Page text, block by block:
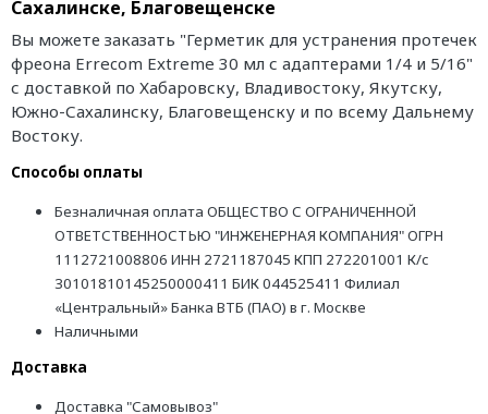
Сахалинске, Благовещенске
Вы можете заказать "Герметик для устранения протечек
фреона Errecom Extreme 30 мл с адаптерами 1/4 и 5/16"
с доставкой по Хабаровску, Владивостоку, Якутску,
Южно-Сахалинску, Благовещенску и по всему Дальнему
Востоку.
Способы оплаты
Безналичная оплата ОБЩЕСТВО С ОГРАНИЧЕННОЙ
ОТВЕТСТВЕННОСТЬЮ "ИНЖЕНЕРНАЯ КОМПАНИЯ" ОГРН
1112721008806 ИНН 2721187045 КПП 272201001 К/с
30101810145250000411 БИК 044525411 Филиал
«Центральный» Банка ВТБ (ПАО) в г. Москве
Наличными
Доставка
Доставка "Самовывоз"